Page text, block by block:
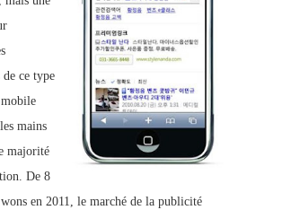
de ce type
mains
majorité
De 8
en 2011, le marché de la publicité